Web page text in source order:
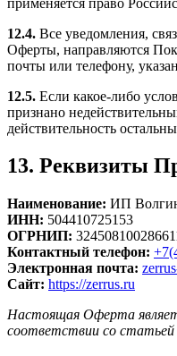
12.4. Все уведомления,
Оферты, направляются
почты или телефону,
12.5. Если какое-либо
признано
действительность
13. Реквизиты
Наименование: ИП
ИНН: 504410725153
ОГРНИП:
Контактный телефон:
Электронная почта:
Сайт: https://zerrus.ru
Настоящая Оферта
соответствии со